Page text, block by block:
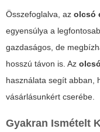
Összefoglalva, az olcsó
egyensúlya a
gazdaságos, de
hosszú távon is. Az
használata segít abban,
vásárlásunkért cserébe.
Gyakran Ismételt